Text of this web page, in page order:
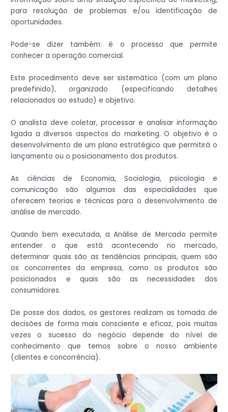
para resolução de problemas e/ou identificação de
oportunidades.
Pode-se dizer também: é o processo que permite
conhecer a operação comercial.
Este procedimento deve ser sistemático (com um plano
predefinido), organizado (especificando detalhes
relacionados ao estudo) e objetivo.
O analista deve coletar, processar e analisar informação
ligada a diversos aspectos do marketing. O objetivo é o
desenvolvimento de um plano estratégico que permitirá o
lançamento ou o posicionamento dos produtos.
As ciências de Economia, Sociologia, psicologia e
comunicação são algumas das especialidades que
oferecem teorias e técnicas para o desenvolvimento de
análise de mercado.
Quando bem executada, a Análise de Mercado permite
entender o que está acontecendo no mercado,
determinar quais são as tendências principais, quem são
os concorrentes da empresa, como os produtos são
posicionados e quais são as necessidades dos
consumidores.
De posse dos dados, os gestores realizam as tomada de
decisões de forma mais consciente e eficaz, pois muitas
vezes o sucesso do negócio depende do nível de
conhecimento que temos sobre o nosso ambiente
(clientes e concorrência).